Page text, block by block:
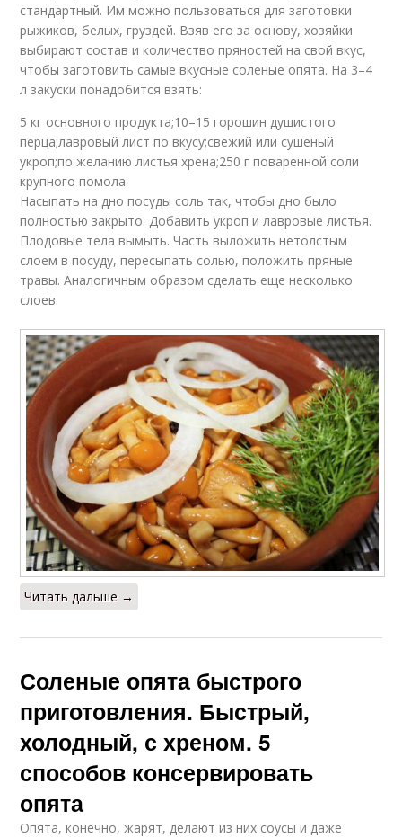
стандартный. Им можно пользоваться для заготовки
рыжиков, белых, груздей. Взяв его за основу, хозяйки
выбирают состав и количество пряностей на свой вкус,
чтобы заготовить самые вкусные соленые опята. На 3–4
л закуски понадобится взять:
5 кг основного продукта;10–15 горошин душистого
перца;лавровый лист по вкусу;свежий или сушеный
укроп;по желанию листья хрена;250 г поваренной соли
крупного помола.
Насыпать на дно посуды соль так, чтобы дно было
полностью закрыто. Добавить укроп и лавровые листья.
Плодовые тела вымыть. Часть выложить нетолстым
слоем в посуду, пересыпать солью, положить пряные
травы. Аналогичным образом сделать еще несколько
слоев.
Читать дальше →
Соленые опята быстрого
приготовления. Быстрый,
холодный, с хреном. 5
способов консервировать
опята
Опята, конечно, жарят, делают из них соусы и даже